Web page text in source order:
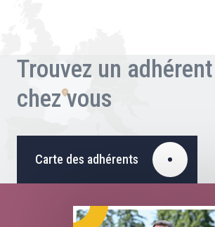
Trouvez un
chez vous
Carte des adhérents